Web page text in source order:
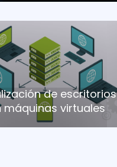
de escritorios
máquinas virtuales